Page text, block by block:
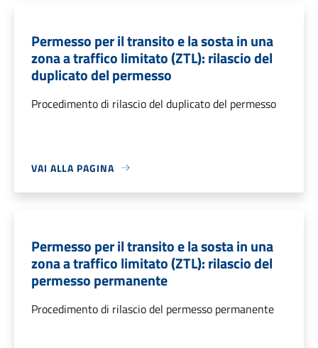
Permesso per il transito e la sosta in una
zona a traffico limitato (ZTL): rilascio del
duplicato del permesso
Procedimento di rilascio del duplicato del permesso
VAI ALLA PAGINA
Permesso per il transito e la sosta in una
zona a traffico limitato (ZTL): rilascio del
permesso permanente
Procedimento di rilascio del permesso permanente